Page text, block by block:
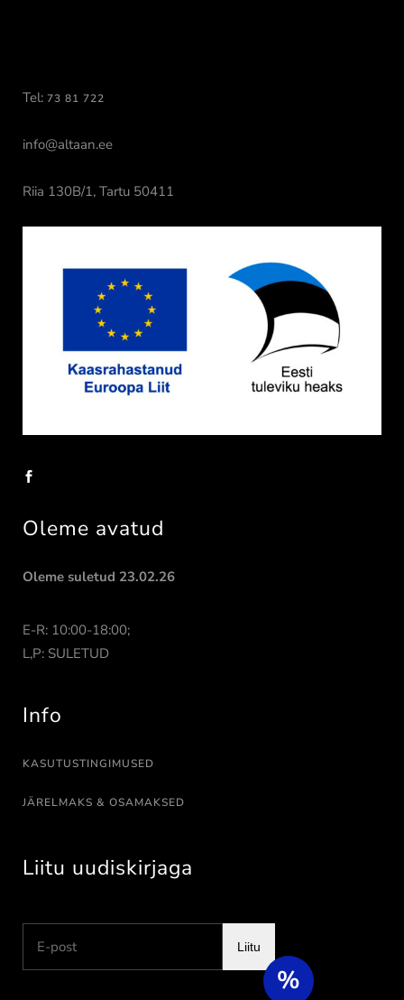
Tel: 73 81 722
info@altaan.ee
Riia 130B/1, Tartu 50411
Oleme avatud
Oleme suletud 23.02.26
E-R: 10:00-18:00;
L,P: SULETUD
Info
KASUTUSTINGIMUSED
JÄRELMAKS & OSAMAKSED
Liitu uudiskirjaga
Liitu
%